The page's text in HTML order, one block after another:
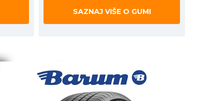
SAZNAJ VIŠE O GUMI